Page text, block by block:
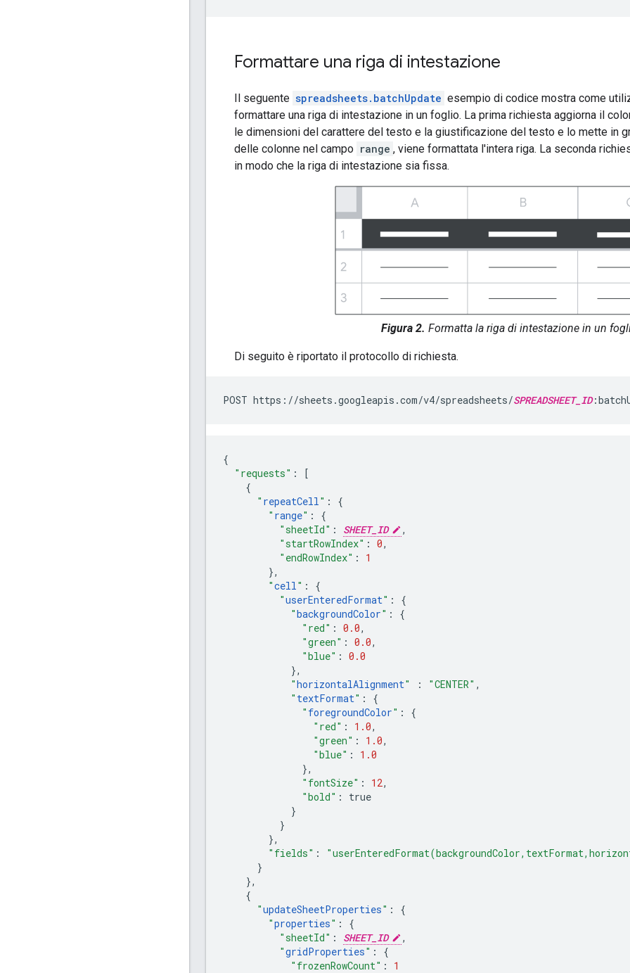
Formattare una riga di intestazione
Il seguente spreadsheets.batchUpdate esempio di codice mostra come
formattare una riga di intestazione in un foglio. La prima richiesta aggiorna il
le dimensioni del carattere del testo e la giustificazione del testo e lo mette in
delle colonne nel campo range , viene formattata l'intera riga. La seconda
in modo che la riga di intestazione sia fissa.
Figura 2. Formatta la riga di intestazione in un
Di seguito è riportato il protocollo di richiesta.
POST https://sheets.googleapis.com/v4/spreadsheets/SPREADSHEET_ID
{
"requests" :
[
{
" repeatCell" :
{
" range" :
{
"sheetId" : SHEET_ID
,
"startRowIndex" : 0,
"endRowIndex" :
1
},
"cell" :
{
"userEnteredFormat" :
{
"backgroundColor" :
{
"red" : 0.0,
"green" : 0.0,
"blue" : 0.0
},
"horizontalAlignment" : "CENTER" ,
" textFormat" :
{
" foregroundColor" :
{
"red" : 1.0,
"green" : 1.0,
"blue" :
1.0
},
"fontSize" : 12,
"bold" :
true
}
}
},
"fields" :
}
},
{
"updateSheetProperties" :
{
"properties" :
{
"sheetId" : SHEET_ID
,
"gridProperties" :
{
"frozenRowCount" :
1